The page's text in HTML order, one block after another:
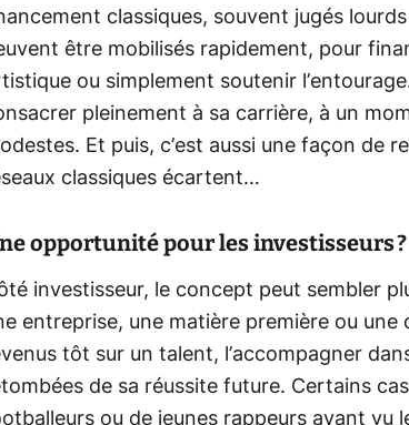
classiques, souvent jugés
être mobilisés rapidement, pour
ou simplement soutenir
pleinement à sa carrière, à un
Et puis, c’est aussi une façon de
classiques écartent…
opportunité pour les investisseurs ?
investisseur, le concept peut sembler
entreprise, une matière première ou une
tôt sur un talent, l’accompagner
de sa réussite future. Certains
ou de jeunes rappeurs ayant vu